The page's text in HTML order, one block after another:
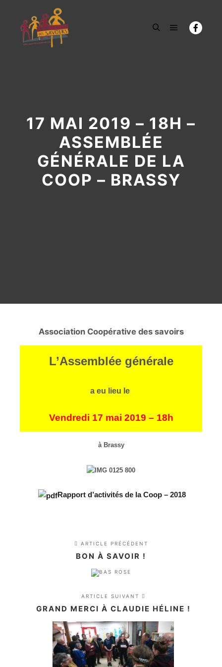
17 MAI 2019 – 18H –
ASSEMBLÉE
GÉNÉRALE DE LA
COOP – BRASSY
Association Coopérative des savoirs
L’Assemblée générale
a eu lieu le
Vendredi 17 mai 2019 – 18h
à Brassy
Rapport d’activités de la Coop – 2018
ARTICLE PRÉCÉDENT
BON À SAVOIR !
ARTICLE SUIVANT
GRAND MERCI À CLAUDIE HÉLINE !